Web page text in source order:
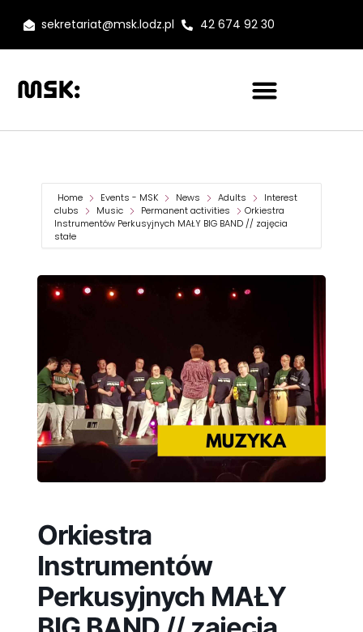
sekretariat@msk.lodz.pl 42 674 92 30
Home Events - MSK News Adults
Interest
clubs
Music Permanent activities
Orkiestra
Instrumentów Perkusyjnych MAŁY BIG BAND // zajęcia
stałe
Orkiestra
Instrumentów
Perkusyjnych MAŁY